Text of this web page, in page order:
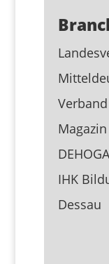
IHK
Dessau